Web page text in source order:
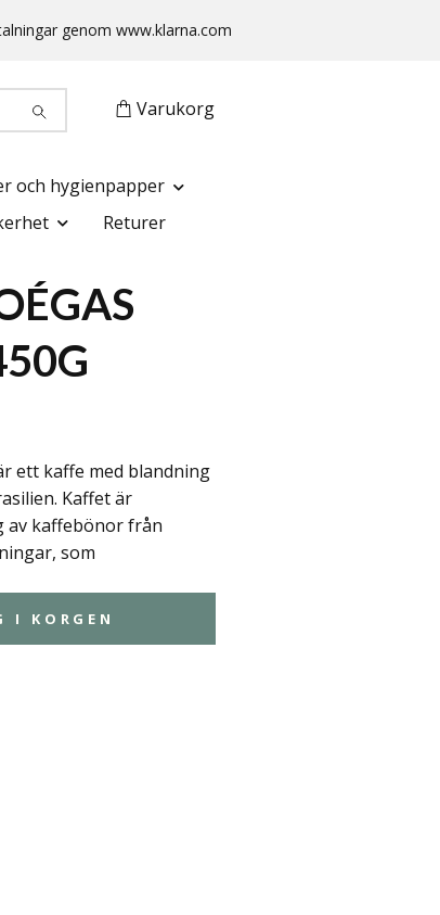
genom www.klarna.com
Varukorg
och hygienpapper
Returer
ett kaffe med blandning
Kaffet är
av kaffebönor från
som
I KORGEN